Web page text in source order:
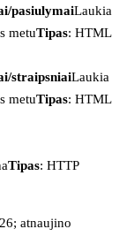
pasiulymaiLaukia
metuTipas: HTML
straipsniaiLaukia
metuTipas: HTML
Tipas: HTTP
atnaujino